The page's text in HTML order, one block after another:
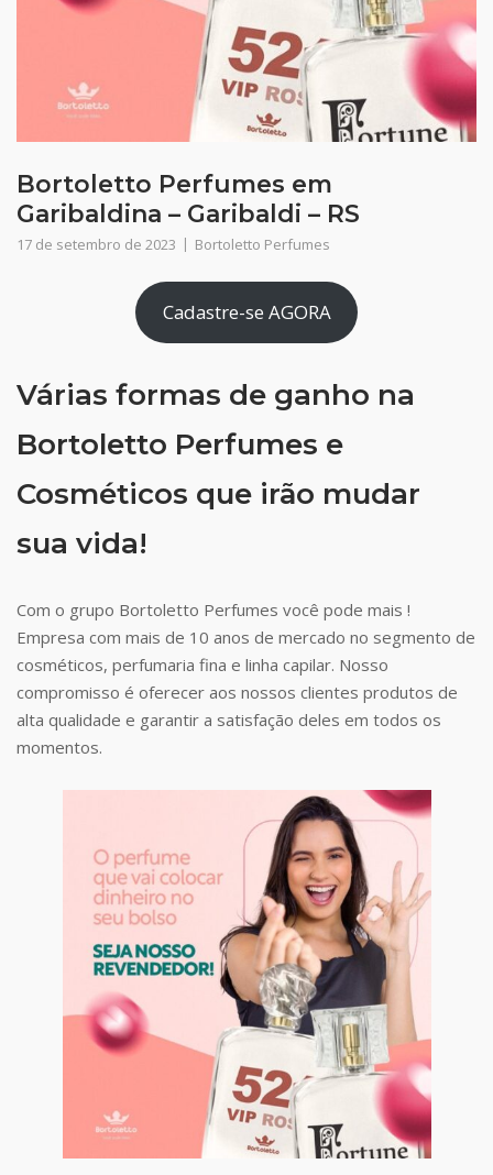
Bortoletto Perfumes em
Garibaldina – Garibaldi – RS
17 de setembro de 2023 Bortoletto Perfumes
Cadastre-se AGORA
Várias formas de ganho na
Bortoletto Perfumes e
Cosméticos que irão mudar
sua vida!
Com o grupo Bortoletto Perfumes você pode mais !
Empresa com mais de 10 anos de mercado no segmento de
cosméticos, perfumaria fina e linha capilar. Nosso
compromisso é oferecer aos nossos clientes produtos de
alta qualidade e garantir a satisfação deles em todos os
momentos.